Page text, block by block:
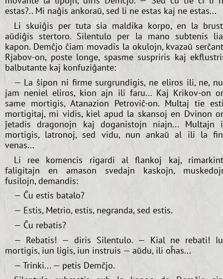
estas?.. Mi naĝis ankoraŭ, sed li ne estas kaj ne estas...
Li skuiĝis per tuta sia maldika korpo, en la
aŭdiĝis stertoro. Silentulo per la mano subtenis
kapon. Demĉjo ĉiam movadis la okulojn, kvazaŭ
Rjabov-on, poste longe, spasme suspriris kaj
balbutante kaj konfuziĝante:
— La ŝipon ni firme surgrundigis, ne eliros ili, ne,
jam neniel eliros, kion ajn ili faru... Kaj Krikov-on
same mortigis, Atanazion Petroviĉ-on. Multaj tie
mortigitaj, mi vidis, kiel apud la skansoj en Dvinon
ĵetadis dragonojn kaj doganistojn niajn... Multajn
mortigis, latronoj, sed vidu, nun ankaŭ al ili la
venas...
Li ree komencis rigardi al flankoj kaj,
faligitajn en amason svedajn kaskojn,
fusilojn, demandis:
— Ĉu estis batalo?
— Estis, Metrio, estis, negranda, sed estis.
— Ĉu rebatis?
— Rebatis! — diris Silentulo. — Kial ne rebati!
mortigis, iun ligis, iun instruis — aŭdu, ili oĥas...
— Trinki... — petis Demĉjo.